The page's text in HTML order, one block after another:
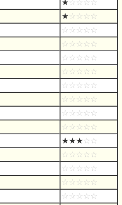
★☆☆☆☆
★☆☆☆☆
☆☆☆☆☆
☆☆☆☆☆
☆☆☆☆☆
☆☆☆☆☆
☆☆☆☆☆
☆☆☆☆☆
☆☆☆☆☆
☆☆☆☆☆
★★★☆☆
☆☆☆☆☆
☆☆☆☆☆
☆☆☆☆☆
☆☆☆☆☆